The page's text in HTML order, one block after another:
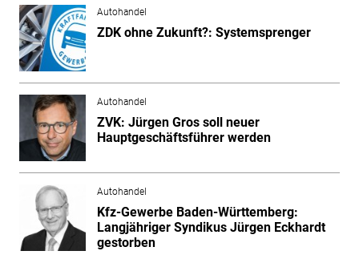
Autohandel
ZDK ohne Zukunft?: Systemsprenger
Autohandel
ZVK: Jürgen Gros soll neuer
Hauptgeschäftsführer werden
Autohandel
Kfz-Gewerbe Baden-Württemberg:
Langjähriger Syndikus Jürgen Eckhardt
gestorben